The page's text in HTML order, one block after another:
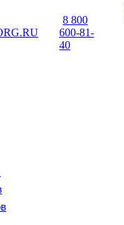
8 800
600-81-
40